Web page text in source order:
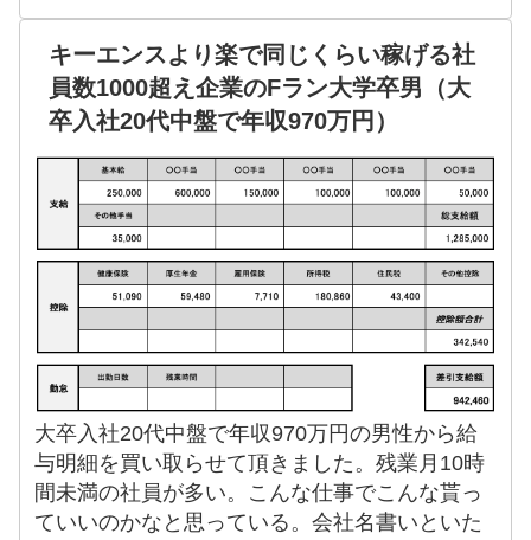
キーエンスより楽で同じくらい稼げる社
員数1000超え企業のFラン大学卒男（大
卒入社20代中盤で年収970万円）
大卒入社20代中盤で年収970万円の男性から給
与明細を買い取らせて頂きました。残業月10時
間未満の社員が多い。こんな仕事でこんな貰っ
ていいのかなと思っている。会社名書いといた